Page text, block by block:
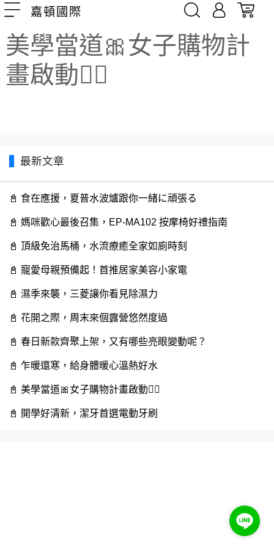
嘉頓國際
美學當道🎀女子購物計
畫啟動🧖‍♀️
最新文章
📓️️ 食在應援，夏普水波爐跟你一緒に頑張る
📓️️ 媽咪歡心最後召集，EP-MA102 按摩椅好禮指南
📓️️ 頂級免治馬桶，水流療癒全家如廁時刻
📓️️ 寵愛母親預備起！首推居家美容小家電
📓️️ 濕季來襲，三菱讓你看見除濕力
📓️️ 花開之際，周末來個露營悠然度過
📓️️ 春日新款齊聚上架，又有哪些亮眼變動呢？
📓️️ 乍暖還寒，給身體暖心溫熱好水
📓️️ 美學當道🎀女子購物計畫啟動🧖‍♀️
📓️️ 開學好清新，潔牙首選電動牙刷